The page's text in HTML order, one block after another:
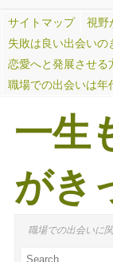
サイトマップ
視野
失敗は良い出会いの
恋愛へと発展させる
職場での出会いは年
一生
がき
職場での出会いに